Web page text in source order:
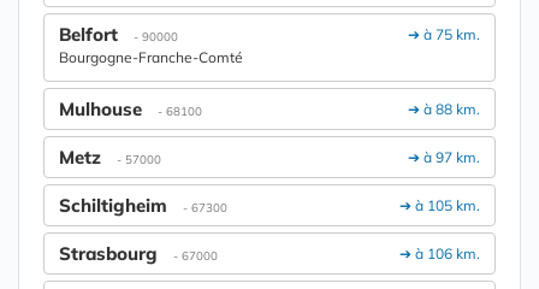
➔ à 75 km.
Belfort - 90000
Bourgogne-Franche-Comté
➔ à 88 km.
Mulhouse - 68100
➔ à 97 km.
Metz - 57000
➔ à 105 km.
Schiltigheim - 67300
➔ à 106 km.
Strasbourg - 67000